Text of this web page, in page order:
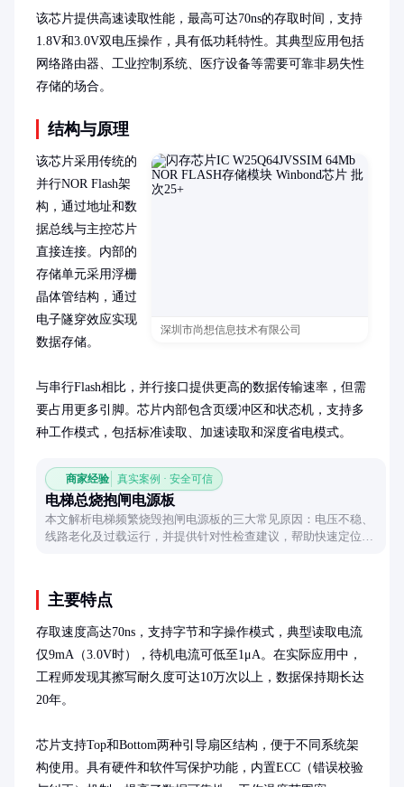
该芯片提供高速读取性能，最高可达70ns的存取时间，支持
1.8V和3.0V双电压操作，具有低功耗特性。其典型应用包括
网络路由器、工业控制系统、医疗设备等需要可靠非易失性
存储的场合。
结构与原理
深圳市尚想信息技术有限公司
该芯片采用传统的
并行NOR Flash架
构，通过地址和数
据总线与主控芯片
直接连接。内部的
存储单元采用浮栅
晶体管结构，通过
电子隧穿效应实现
数据存储。
与串行Flash相比，并行接口提供更高的数据传输速率，但需
要占用更多引脚。芯片内部包含页缓冲区和状态机，支持多
种工作模式，包括标准读取、加速读取和深度省电模式。
商家经验 真实案例 · 安全可信
电梯总烧抱闸电源板
本文解析电梯频繁烧毁抱闸电源板的三大常见原因：电压不稳、
线路老化及过载运行，并提供针对性检查建议，帮助快速定位问
主要特点
存取速度高达70ns，支持字节和字操作模式，典型读取电流
仅9mA（3.0V时），待机电流可低至1μA。在实际应用中，
工程师发现其擦写耐久度可达10万次以上，数据保持期长达
20年。
芯片支持Top和Bottom两种引导扇区结构，便于不同系统架
构使用。具有硬件和软件写保护功能，内置ECC（错误校验